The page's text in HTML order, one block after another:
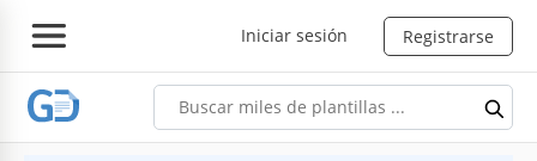
Iniciar sesión Registrarse